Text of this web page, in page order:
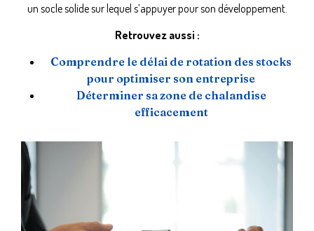
un socle solide sur lequel s’appuyer pour son développement.
Retrouvez aussi :
Comprendre le délai de rotation des stocks
pour optimiser son entreprise
Déterminer sa zone de chalandise
efficacement